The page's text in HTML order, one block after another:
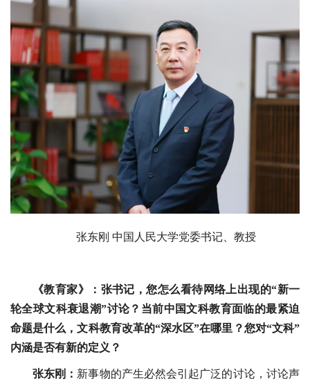
张东刚 中国人民大学党委书记、教授
《教育家》：张书记，您怎么看待网络上出现的“新一
轮全球文科衰退潮”讨论？当前中国文科教育面临的最紧迫
命题是什么，文科教育改革的“深水区”在哪里？您对“文科”
内涵是否有新的定义？
张东刚： 新事物的产生必然会引起广泛的讨论，讨论声